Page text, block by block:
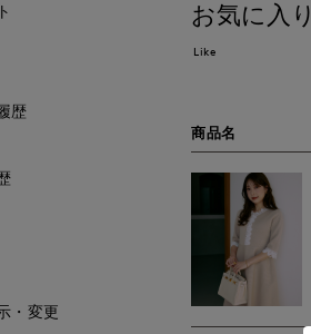
お気に入り
Like
商品名
歴
・変更